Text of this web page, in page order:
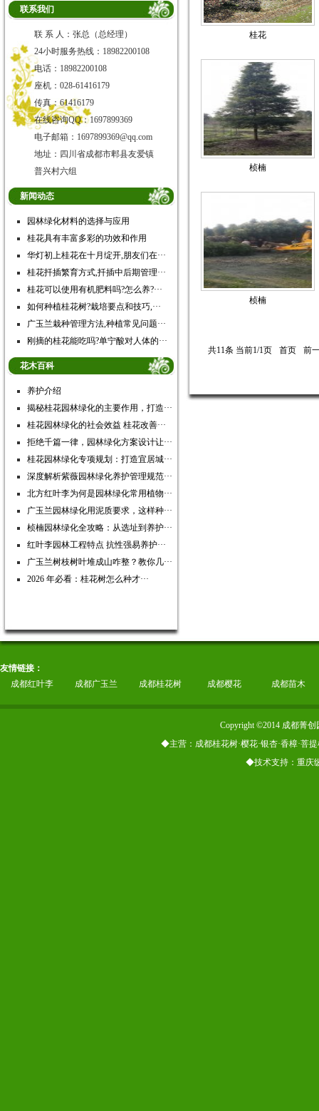
联系我们
联 系 人：张总（总经理）
24小时服务热线：18982200108
电话：18982200108
座机：028-61416179
传真：61416179
在线咨询QQ：1697899369
电子邮箱：1697899369@qq.com
地址：四川省成都市郫县友爱镇
普兴村六组
新闻动态
园林绿化材料的选择与应用
桂花具有丰富多彩的功效和作用
华灯初上桂花在十月绽开,朋友们在···
桂花扦插繁育方式,扦插中后期管理···
桂花可以使用有机肥料吗?怎么养?···
如何种植桂花树?栽培要点和技巧,···
广玉兰栽种管理方法,种植常见问题···
刚摘的桂花能吃吗?单宁酸对人体的···
花木百科
养护介绍
揭秘桂花园林绿化的主要作用，打造···
桂花园林绿化的社会效益 桂花改善···
拒绝千篇一律，园林绿化方案设计让···
桂花园林绿化专项规划：打造宜居城···
深度解析紫薇园林绿化养护管理规范···
北方红叶李为何是园林绿化常用植物···
广玉兰园林绿化用泥质要求，这样种···
桢楠园林绿化全攻略：从选址到养护···
红叶李园林工程特点 抗性强易养护···
广玉兰树枝树叶堆成山咋整？教你几···
2026 年必看：桂花树怎么种才···
桂花
桢楠
桢楠
共11条 当前1/1页 首页 前
友情链接：
成都红叶李
成都广玉兰 成都桂花树 成都樱花 成都苗木
Copyright ©2014 成都菁
◆主营：成都桂花树·樱花·银杏·香樟·菩
◆技术支持：重庆